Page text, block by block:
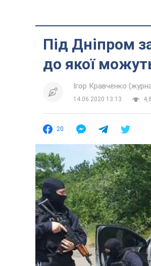
Під Дніпром
до якої
Ігор Кравченко
14.06.2020 13:13
20